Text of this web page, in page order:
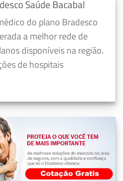
Saúde Bacabal
do plano Bradesco
a melhor rede de
disponíveis na região.
de hospitais